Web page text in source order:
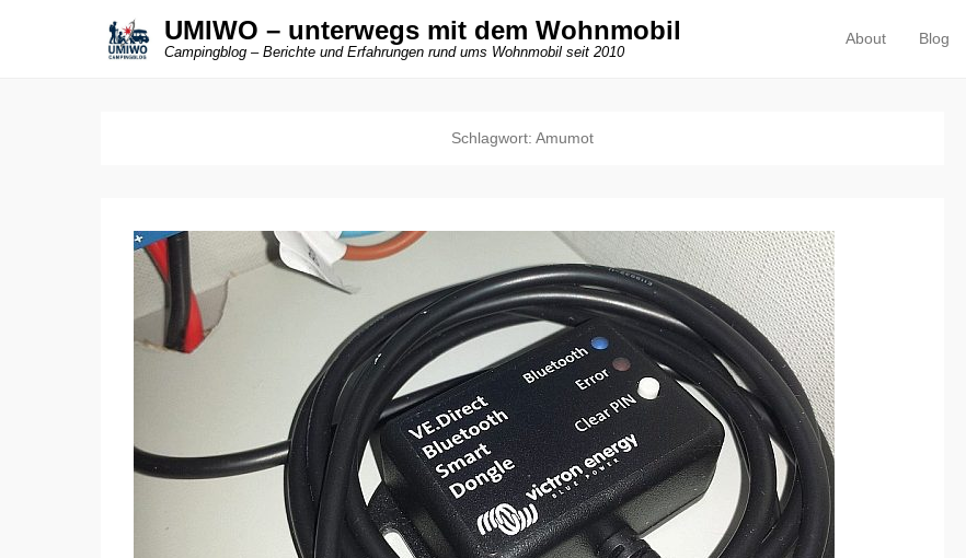
UMIWO – unterwegs mit dem Wohnmobil
Campingblog – Berichte und Erfahrungen rund ums Wohnmobil seit 2010
Primäres Menü
Zum Inhalt springen
About Blog
Schlagwort: Amumot